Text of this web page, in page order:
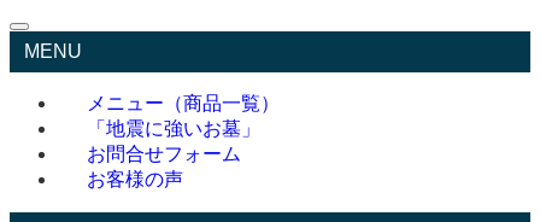
MENU
メニュー（商品一覧）
「地震に強いお墓」
お問合せフォーム
お客様の声